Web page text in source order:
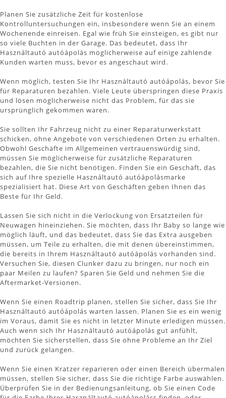
Planen Sie zusätzliche Zeit für kostenlose
Kontrolluntersuchungen ein, insbesondere wenn Sie an einem
Wochenende einreisen. Egal wie früh Sie einsteigen, es gibt nur
so viele Buchten in der Garage. Das bedeutet, dass Ihr
Használtautó autóápolás möglicherweise auf einige zahlende
Kunden warten muss, bevor es angeschaut wird.
Wenn möglich, testen Sie Ihr Használtautó autóápolás, bevor Sie
für Reparaturen bezahlen. Viele Leute überspringen diese Praxis
und lösen möglicherweise nicht das Problem, für das sie
ursprünglich gekommen waren.
Sie sollten Ihr Fahrzeug nicht zu einer Reparaturwerkstatt
schicken, ohne Angebote von verschiedenen Orten zu erhalten.
Obwohl Geschäfte im Allgemeinen vertrauenswürdig sind,
müssen Sie möglicherweise für zusätzliche Reparaturen
bezahlen, die Sie nicht benötigen. Finden Sie ein Geschäft, das
sich auf Ihre spezielle Használtautó autóápolásmarke
spezialisiert hat. Diese Art von Geschäften geben Ihnen das
Beste für Ihr Geld.
Lassen Sie sich nicht in die Verlockung von Ersatzteilen für
Neuwagen hineinziehen. Sie möchten, dass Ihr Baby so lange wie
möglich läuft, und das bedeutet, dass Sie das Extra ausgeben
müssen, um Teile zu erhalten, die mit denen übereinstimmen,
die bereits in Ihrem Használtautó autóápolás vorhanden sind.
Versuchen Sie, diesen Clunker dazu zu bringen, nur noch ein
paar Meilen zu laufen? Sparen Sie Geld und nehmen Sie die
Aftermarket-Versionen.
Wenn Sie einen Roadtrip planen, stellen Sie sicher, dass Sie Ihr
Használtautó autóápolás warten lassen. Planen Sie es ein wenig
im Voraus, damit Sie es nicht in letzter Minute erledigen müssen.
Auch wenn sich Ihr Használtautó autóápolás gut anfühlt,
möchten Sie sicherstellen, dass Sie ohne Probleme an Ihr Ziel
und zurück gelangen.
Wenn Sie einen Kratzer reparieren oder einen Bereich übermalen
müssen, stellen Sie sicher, dass Sie die richtige Farbe auswählen.
Überprüfen Sie in der Bedienungsanleitung, ob Sie einen Code